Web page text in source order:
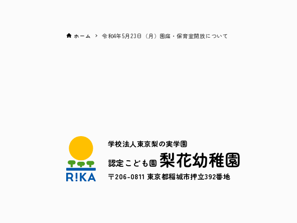
ホーム 令和4年5月23日（月）園庭・保育室開放について
学校法人東京梨の実学園
認定こども園 梨花幼稚園
〒206-0811 東京都稲城市押立392番地